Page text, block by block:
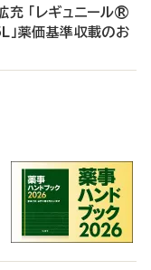
「レギュニール®
薬価基準収載のお